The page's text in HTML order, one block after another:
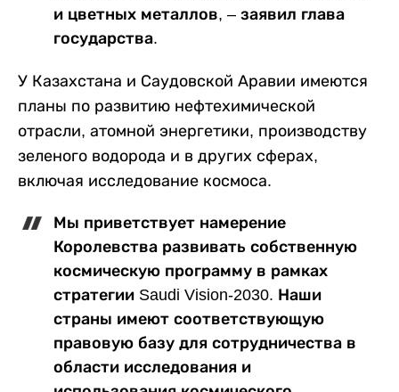
и цветных металлов, – заявил глава
государства.
У Казахстана и Саудовской Аравии имеются
планы по развитию нефтехимической
отрасли, атомной энергетики, производству
зеленого водорода и в других сферах,
включая исследование космоса.
Мы приветствует намерение
Королевства развивать собственную
космическую программу в рамках
стратегии Saudi Vision-2030. Наши
страны имеют соответствующую
правовую базу для сотрудничества в
области исследования и